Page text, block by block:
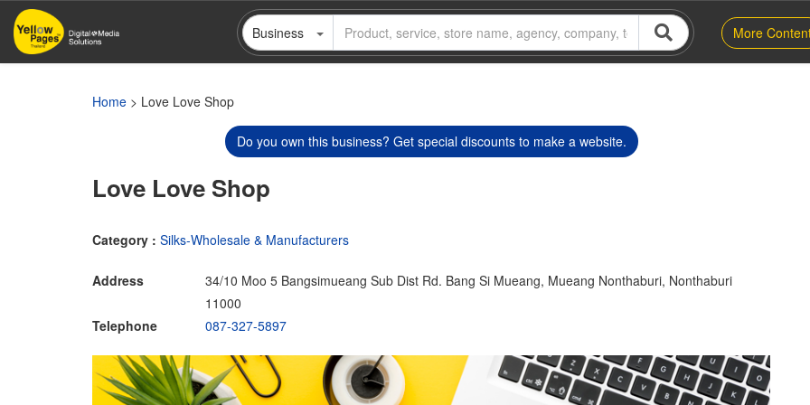
Skip
main
Business More
Home > Love Love Shop
Do you own this business? Get special discounts to make a website.
Love Love Shop
Category : Silks-Wholesale & Manufacturers
Address
34/10 Moo 5 Bangsimueang Sub Dist Rd. Bang Si Mueang, Mueang Nonthaburi, Nonthaburi
11000
Telephone
087-327-5897